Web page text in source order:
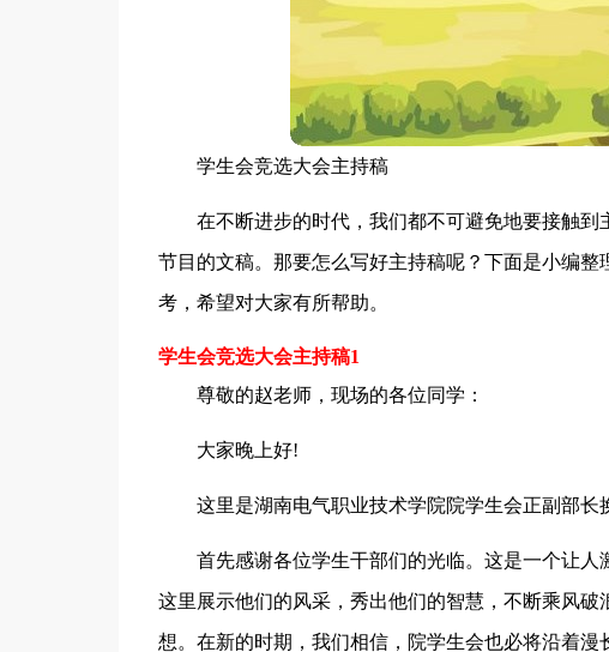
学生会竞选大会主持稿
在不断进步的时代，我们都不可避免地要接触
节目的文稿。那要怎么写好主持稿呢？下面是小编
考，希望对大家有所帮助。
学生会竞选大会主持稿1
尊敬的赵老师，现场的各位同学：
大家晚上好!
这里是湖南电气职业技术学院院学生会正副部长
首先感谢各位学生干部们的光临。这是一个让
这里展示他们的风采，秀出他们的智慧，不断乘风
想。在新的时期，我们相信，院学生会也必将沿着漫